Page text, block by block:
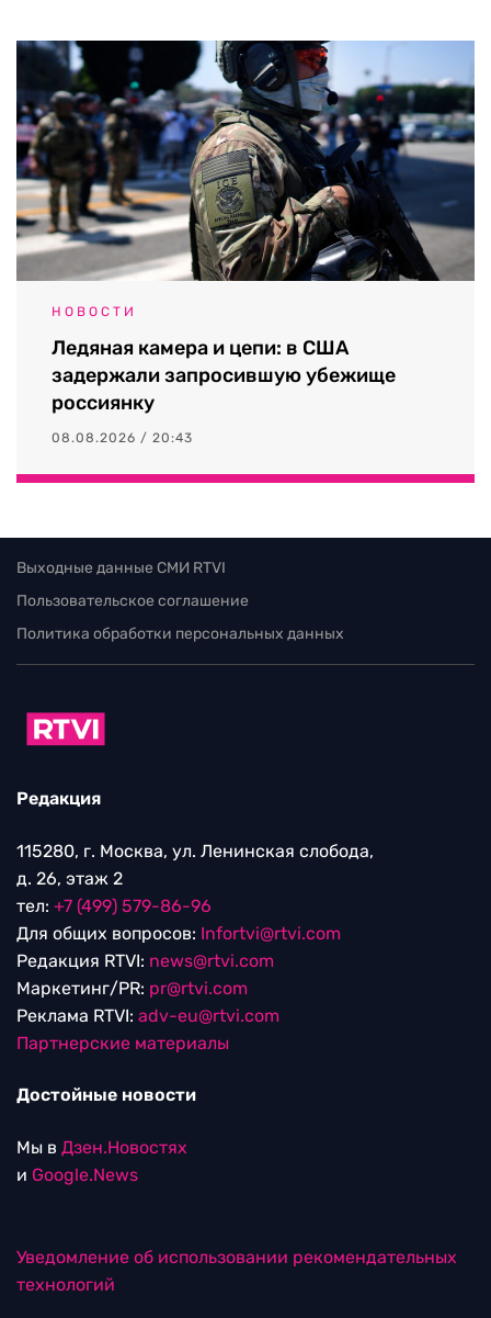
НОВОСТИ
Ледяная камера и цепи: в США
задержали запросившую убежище
россиянку
08.08.2026 / 20:43
Выходные данные СМИ RTVI
Пользовательское соглашение
Политика обработки персональных данных
Редакция
115280, г. Москва, ул. Ленинская слобода,
д. 26, этаж 2
тел: +7 (499) 579-86-96
Для общих вопросов: Infortvi@rtvi.com
Редакция RTVI: news@rtvi.com
Маркетинг/PR: pr@rtvi.com
Реклама RTVI: adv-eu@rtvi.com
Партнерские материалы
Достойные новости
Мы в Дзен.Новостях
и Google.News
Уведомление об использовании рекомендательных
технологий